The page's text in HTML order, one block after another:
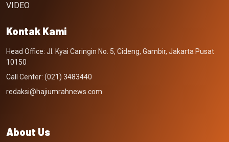
VIDEO
Kontak Kami
Head Office: Jl. Kyai Caringin No. 5, Cideng, Gambir, Jakarta Pusat
10150
Call Center: (021) 3483440
redaksi@hajiumrahnews.com
About Us